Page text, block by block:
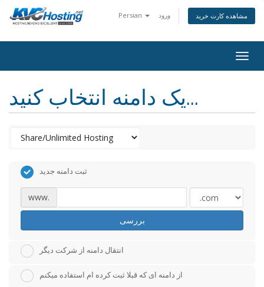
Persian ورود مشاهده کارت خرید
یک دامنه انتخاب کنید...
ثبت دامنه جدید
www.
بررسی
انتقال دامنه از شرکت دیگر
از دامنه ای که قبلا ثبت کرده ام استفاده میکنم